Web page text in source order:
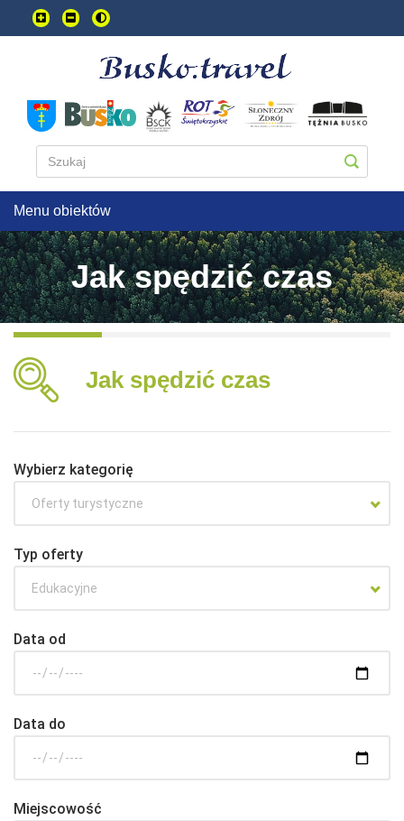
Przejdź
do
głownej
Menu obiektów
Jak spędzić czas
Jak spędzić czas
Wybierz kategorię
Oferty turystyczne
Typ oferty
Edukacyjne
Data od
Data do
Miejscowość